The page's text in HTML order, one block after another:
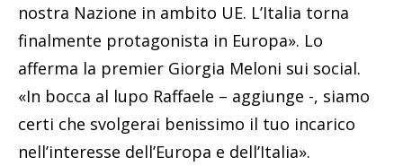
nostra Nazione in ambito UE. L’Italia torna
finalmente protagonista in Europa». Lo
afferma la premier Giorgia Meloni sui social.
«In bocca al lupo Raffaele – aggiunge -, siamo
certi che svolgerai benissimo il tuo incarico
nell’interesse dell’Europa e dell’Italia».